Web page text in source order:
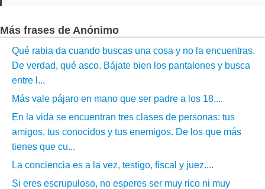
Más frases de Anónimo
Qué rabia da cuando buscas una cosa y no la encuentras.
De verdad, qué asco. Bájate bien los pantalones y busca
entre l...
Más vale pájaro en mano que ser padre a los 18....
En la vida se encuentran tres clases de personas: tus
amigos, tus conocidos y tus enemigos. De los que más
tienes que cu...
La conciencia es a la vez, testigo, fiscal y juez....
Si eres escrupuloso, no esperes ser muy rico ni muy